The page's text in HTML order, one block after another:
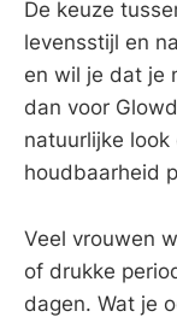
De keuze
levensstijl en
en wil je dat je
dan voor
natuurlijke
houdbaarheid
Veel vrouwen
of drukke
dagen. Wat je